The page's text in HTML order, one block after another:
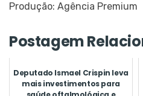
Produção: Agência Premium
Postagem
Deputado Ismael Crispin leva
mais investimentos para